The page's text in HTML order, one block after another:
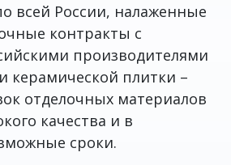
всей России, налаженные
контракты с
производителями
керамической плитки –
отделочных материалов
качества и в
сроки.